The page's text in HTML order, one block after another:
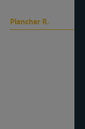
Planchar R.